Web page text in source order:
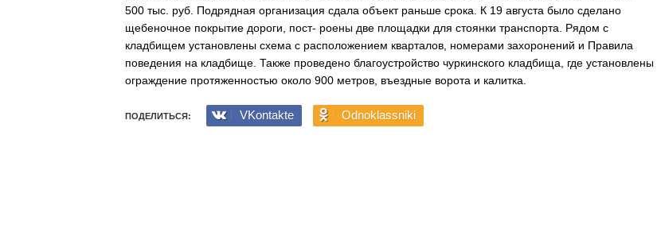
500 тыс. руб. Подрядная организация сдала объект раньше срока. К 19 августа было сделано
щебеночное покрытие дороги, пост- роены две площадки для стоянки транспорта. Рядом с
кладбищем установлены схема с расположением кварталов, номерами захоронений и Правила
поведения на кладбище. Также проведено благоустройство чуркинского кладбища, где установлены
ограждение протяженностью около 900 метров, въездные ворота и калитка.
ПОДЕЛИТЬСЯ: VKontakte Odnoklassniki